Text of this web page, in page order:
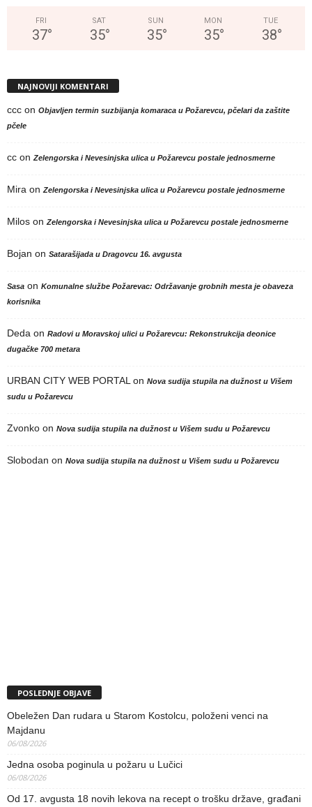
FRI
37°
SAT
35°
SUN
35°
MON
35°
TUE
38°
NAJNOVIJI KOMENTARI
ccc on Objavljen termin suzbijanja komaraca u Požarevcu, pčelari da zaštite
pčele
cc on Zelengorska i Nevesinjska ulica u Požarevcu postale jednosmerne
Mira on Zelengorska i Nevesinjska ulica u Požarevcu postale jednosmerne
Milos on Zelengorska i Nevesinjska ulica u Požarevcu postale jednosmerne
Bojan on Satarašijada u Dragovcu 16. avgusta
Sasa on Komunalne službe Požarevac: Održavanje grobnih mesta je obaveza
korisnika
Deda on Radovi u Moravskoj ulici u Požarevcu: Rekonstrukcija deonice
dugačke 700 metara
URBAN CITY WEB PORTAL on Nova sudija stupila na dužnost u Višem
sudu u Požarevcu
Zvonko on Nova sudija stupila na dužnost u Višem sudu u Požarevcu
Slobodan on Nova sudija stupila na dužnost u Višem sudu u Požarevcu
POSLEDNJE OBJAVE
Obeležen Dan rudara u Starom Kostolcu, položeni venci na
Majdanu
06/08/2026
Jedna osoba poginula u požaru u Lučici
06/08/2026
Od 17. avgusta 18 novih lekova na recept o trošku države, građani